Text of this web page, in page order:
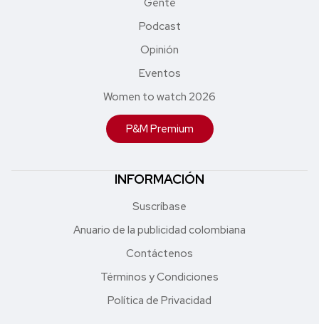
Podcast
Opinión
Eventos
Women to watch 2026
P&M Premium
INFORMACIÓN
Suscríbase
Anuario de la publicidad colombiana
Contáctenos
Términos y Condiciones
Política de Privacidad